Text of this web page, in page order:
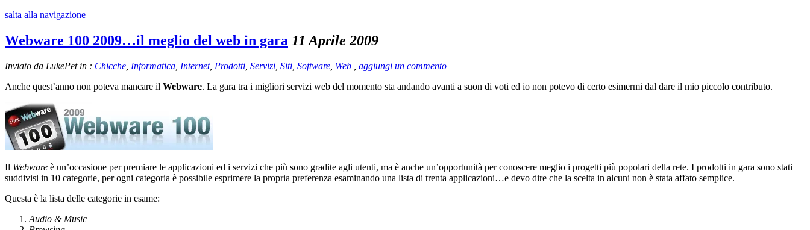
salta alla navigazione
Webware 100 2009…il meglio del web in gara 11 Aprile 2009
Inviato da LukePet in : Chicche Informatica Internet, Prodotti Servizi Siti Software Web
aggiungi un commento
Anche quest’anno non poteva mancare il Webware. La gara tra i migliori servizi web del momento sta andando avanti a suon di voti ed io non potevo di certo esimermi dal dare il mio piccolo contributo.
Il Webware è un’occasione per premiare le applicazioni ed i servizi che più sono gradite agli utenti, ma è anche un’opportunità per conoscere meglio i progetti più popolari della rete. I prodotti in gara sono stati
suddivisi in 10 categorie, per ogni categoria è possibile esprimere la propria preferenza esaminando una lista di trenta applicazioni…e devo dire che la scelta in alcuni non è stata affato semplice.
Questa è la lista delle categorie in esame:
Audio & Music